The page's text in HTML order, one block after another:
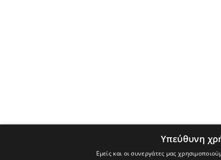
Υπεύθυνη
Εμείς και οι συνεργάτες μας